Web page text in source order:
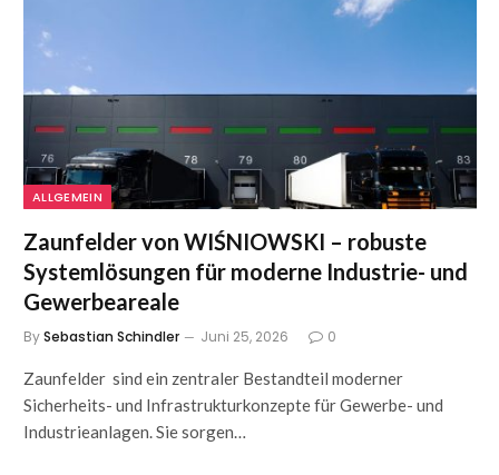
ALLGEMEIN
Zaunfelder von WIŚNIOWSKI – robuste
Systemlösungen für moderne Industrie- und
Gewerbeareale
BySebastian Schindler Juni 25, 2026 0
Zaunfelder sind ein zentraler Bestandteil moderner
Sicherheits- und Infrastrukturkonzepte für Gewerbe- und
Industrieanlagen. Sie sorgen…